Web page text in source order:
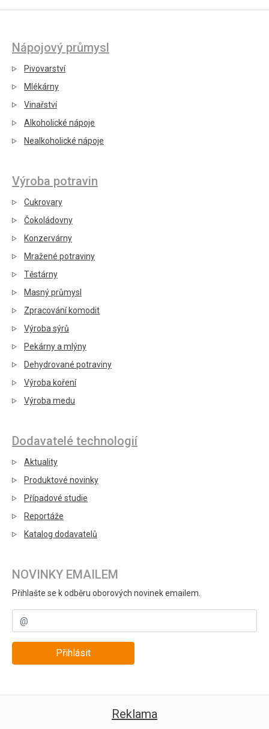
Nápojový průmysl
Pivovarství
Mlékárny
Vinařství
Alkoholické nápoje
Nealkoholické nápoje
Výroba potravin
Cukrovary
Čokoládovny
Konzervárny
Mražené potraviny
Těstárny
Masný průmysl
Zpracování komodit
Výroba sýrů
Pekárny a mlýny
Dehydrované potraviny
Výroba koření
Výroba medu
Dodavatelé technologií
Aktuality
Produktové novinky
Případové studie
Reportáže
Katalog dodavatelů
NOVINKY EMAILEM
Přihlašte se k odběru oborových novinek emailem.
Přihlásit
Reklama